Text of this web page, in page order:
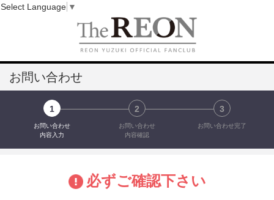
お問い合わせ
1
お問い合わせ
内容入力
2
お問い合わせ
内容確認
3
お問い合わせ完了
必ずご確認下さい
Select Language ▼